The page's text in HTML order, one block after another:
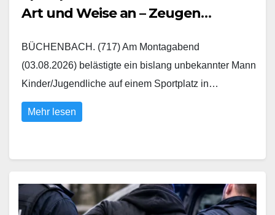
Art und Weise an – Zeugen
BÜCHENBACH. (717) Am Montagabend
(03.08.2026) belästigte ein bislang unbekannter Mann
Kinder/Jugendliche auf einem Sportplatz in…
Mehr lesen